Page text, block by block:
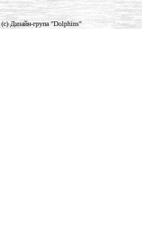
(c) Дизайн-група "Dolphins"